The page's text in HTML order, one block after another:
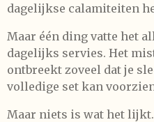
dagelijkse calamiteiten
Maar één ding vatte het
dagelijks servies. Het
ontbreekt zoveel dat je
volledige set kan
Maar niets is wat het